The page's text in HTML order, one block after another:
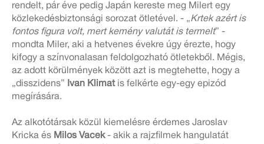
rendelt, pár éve pedig Japán kereste meg Milert egy
közlekedésbiztonsági sorozat ötletével. - „Krtek azért is
fontos figura volt, mert kemény valutát is termelt” -
mondta Miler, aki a hetvenes évekre úgy érezte, hogy
kifogy a színvonalasan feldolgozható ötletekből. Mégis,
az adott körülmények között azt is megtehette, hogy a
„disszidens”
Ivan Klimat is felkérte egy-egy epizód
megírására.
Az alkotótársak közül kiemelésre érdemes Jaroslav
Kricka és Milos Vacek- akik a rajzfilmek hangulatát